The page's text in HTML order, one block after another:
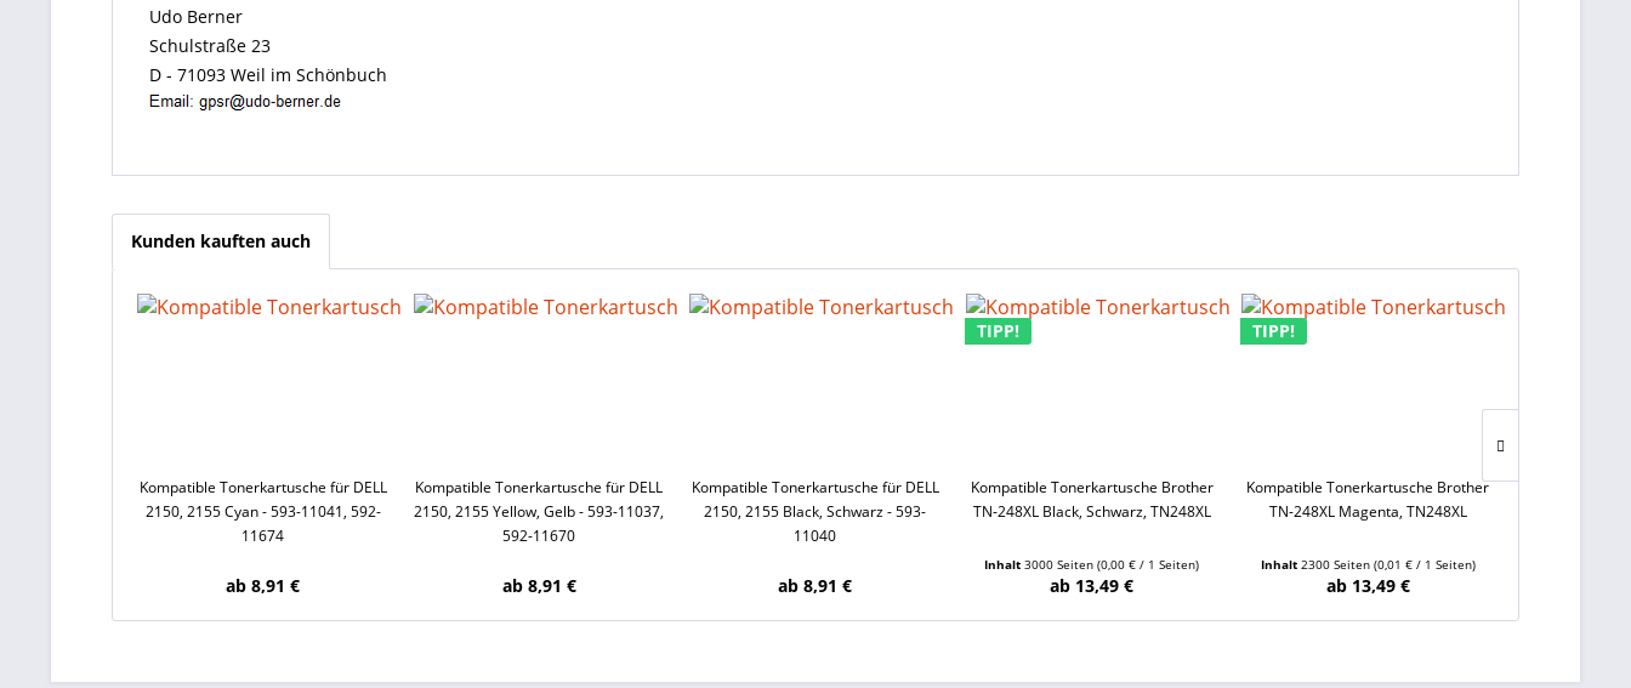
Udo Berner
Schulstraße 23
D - 71093 Weil im Schönbuch
Kunden kauften auch
Kompatible Tonerkartusche für DELL
2150, 2155 Cyan - 593-11041, 592-
11674
ab 8,91 €
Kompatible Tonerkartusche für DELL
2150, 2155 Yellow, Gelb - 593-11037,
592-11670
ab 8,91 €
Kompatible Tonerkartusche für DELL
2150, 2155 Black, Schwarz - 593-
11040
ab 8,91 €
TIPP!
Kompatible Tonerkartusche Brother
TN-248XL Black, Schwarz, TN248XL
Inhalt3000 Seiten(0,00 € / 1 Seiten)
ab 13,49 €
TIPP!
Kompatible Tonerkartusche Brother
TN-248XL Magenta, TN248XL
Inhalt 2300 Seiten (0,01 € / 1 Seiten)
ab 13,49 €